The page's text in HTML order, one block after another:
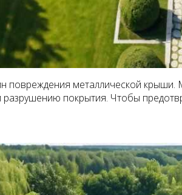
металлической крыши.
покрытия. Чтобы